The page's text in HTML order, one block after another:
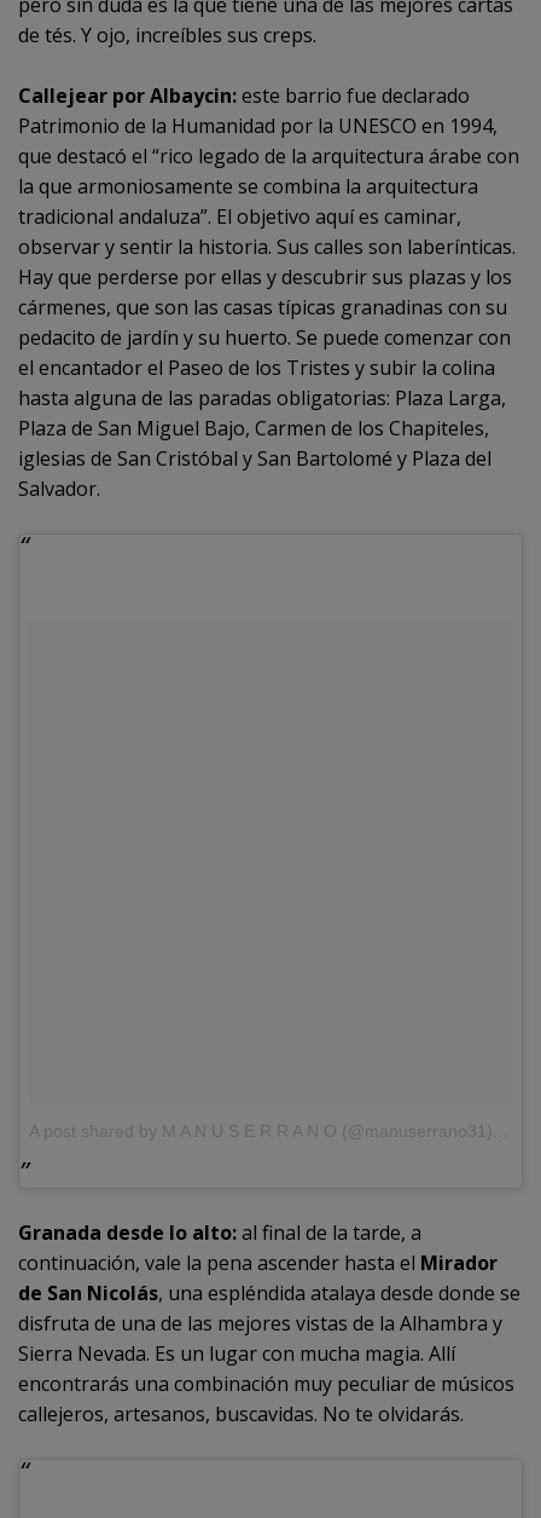
de tés. Y ojo, increíbles sus creps.
Callejear por Albaycin:este barrio fue declarado
Patrimonio de la Humanidad por la UNESCO en 1994,
que destacó el “rico legado de la arquitectura árabe con
la que armoniosamente se combina la arquitectura
tradicional andaluza”. El objetivo aquí es caminar,
observar y sentir la historia. Sus calles son laberínticas.
Hay que perderse por ellas y descubrir sus plazas y los
cármenes, que son las casas típicas granadinas con su
pedacito de jardín y su huerto. Se puede comenzar con
el encantador el Paseo de los Tristes y subir la colina
hasta alguna de las paradas obligatorias: Plaza Larga,
Plaza de San Miguel Bajo, Carmen de los Chapiteles,
iglesias de San Cristóbal y San Bartolomé y Plaza del
Salvador.
A post shared by M A N U S E R R A N O (@manuserrano31)on
Granada desde lo alto:al final de la tarde, a
continuación, vale la pena ascender hasta el Mirador
de San Nicolás, una espléndida atalaya desde donde se
disfruta de una de las mejores vistas de la Alhambra y
Sierra Nevada. Es un lugar con mucha magia. Allí
encontrarás una combinación muy peculiar de músicos
callejeros, artesanos, buscavidas. No te olvidarás.